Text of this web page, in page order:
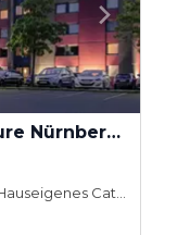
Fürther Hotel Mercure Nürnberg West